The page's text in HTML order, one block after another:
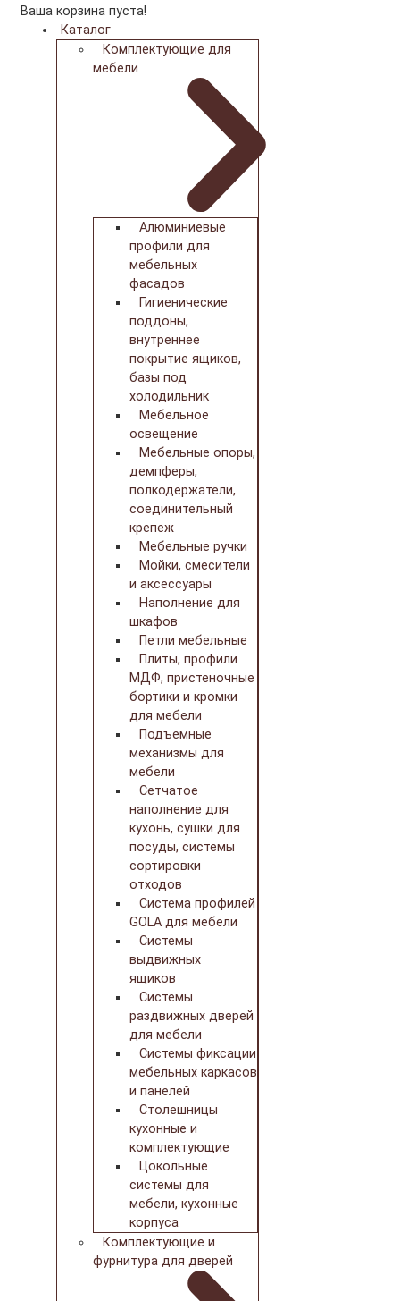
Ваша корзина пуста!
Каталог
Комплектующие для
мебели
Алюминиевые
профили для
мебельных
фасадов
Гигиенические
поддоны,
внутреннее
покрытие ящиков,
базы под
холодильник
Мебельное
освещение
Мебельные опоры,
демпферы,
полкодержатели,
соединительный
крепеж
Мебельные ручки
Мойки, смесители
и аксессуары
Наполнение для
шкафов
Петли мебельные
Плиты, профили
МДФ, пристеночные
бортики и кромки
для мебели
Подъемные
механизмы для
мебели
Сетчатое
наполнение для
кухонь, сушки для
посуды, системы
сортировки
отходов
Система профилей
GOLA для мебели
Системы
выдвижных
ящиков
Системы
раздвижных дверей
для мебели
Системы фиксации
мебельных каркасов
и панелей
Столешницы
кухонные и
комплектующие
Цокольные
системы для
мебели, кухонные
корпуса
Комплектующие и
фурнитура для дверей